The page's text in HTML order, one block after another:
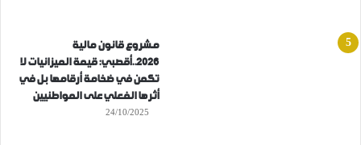
مشروع قانون مالية
2026..أقصبي: قيمة الميزانيات لا
تكمن في ضخامة أرقامها بل في
أثرها الفعلي على المواطنيين
24/10/2025